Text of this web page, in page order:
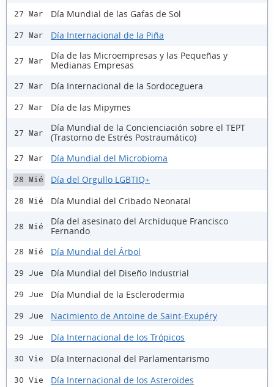
27 Mar Día Mundial de las Gafas de Sol
27 Mar Día Internacional de la Piña
27 Mar
Día de las Microempresas y las Pequeñas y
Medianas Empresas
27 Mar Día Internacional de la Sordoceguera
27 Mar Día de las Mipymes
27 Mar
Día Mundial de la Concienciación sobre el TEPT
(Trastorno de Estrés Postraumático)
27 Mar Día Mundial del Microbioma
28 Mié Día del Orgullo LGBTIQ+
28 Mié Día Mundial del Cribado Neonatal
28 Mié
Día del asesinato del Archiduque Francisco
Fernando
28 Mié Día Mundial del Árbol
29 Jue Día Mundial del Diseño Industrial
29 Jue Día Mundial de la Esclerodermia
29 Jue Nacimiento de Antoine de Saint-Exupéry
29 Jue Día Internacional de los Trópicos
30 Vie Día Internacional del Parlamentarismo
30 Vie Día Internacional de los Asteroides